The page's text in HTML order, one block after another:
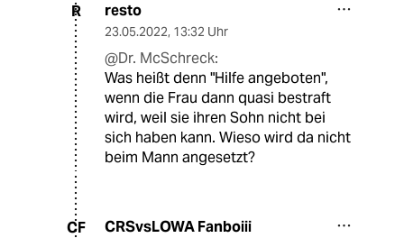
R resto
23.05.2022, 13:32 Uhr
@Dr. McSchreck:
Was heißt denn "Hilfe angeboten",
wenn die Frau dann quasi bestraft
wird, weil sie ihren Sohn nicht bei
sich haben kann. Wieso wird da nicht
beim Mann angesetzt?
CF CRSvsLOWA Fanboiii